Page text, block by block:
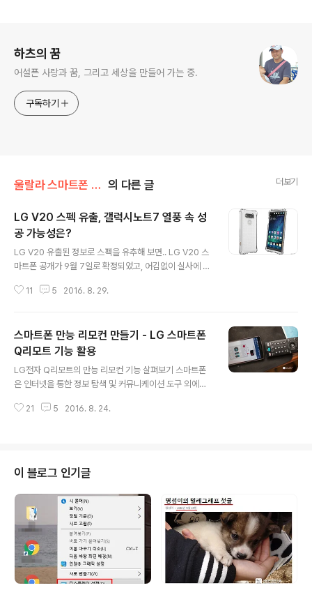
하츠의 꿈
어설픈 사랑과 꿈, 그리고 세상을 만들어 가는 중.
구독하기
울랄라 스마트폰 리뷰 의 다른 글 더보기
LG V20 스펙 유출, 갤럭시노트7 열풍 속 성
공 가능성은?
LG V20 유출된 정보로 스펙을 유추해 보면.. LG V20 스
마트폰 공개가 9월 7일로 확정되었고, 어김없이 실사에 가
펙펙을 알아볼 수 있다. 이미 삼성 갤럭시노트7이 이미 공
존재감을 보여줄 수 있을까? 공개 또는 유출된 이미지를 보
면 디자인은 전작인 V10에 비해 더 날렵하게 빠졌다. 메탈
이 좀 더 강조된 듯 하고, 전면 듀얼 렌즈가 장착되어 있고,
V10에 있던 세컨드 스크린이 상단 렌즈 옆으로 보인다. 후
면에도 듀얼 렌즈가 장착되어 있으며 패턴 무늬가 눈에 띈
다. LG V20은 스마트폰 케이스 제조사 홈페이지에 케이
11 5 2016. 8. 29.
스마트폰 만능 리모컨 만들기 - LG 스마트폰
Q리모트 기능 활용
LG전자 Q리모트의 만능 리모컨 기능 살펴보기 스마트폰
은 인터넷을 통한 정보 탐색 및 커뮤니케이션 도구 외에도
고, 그 중에 리모콘 기능이 탑재된 폰도 다수 있다는 것도
콘 기능 만 제공했는데 어느새 직접 리모콘 버튼을 구성할
수 있는 만능 리모콘으로 발전했다. 앱 이름도 Q리모트(큐
리모트)로 바꾸며 다른 기본 앱들과 라임을 맞추었다. '뷰
2'를 시작으로 지금 사용하는 G4 등 G시리즈 스마트폰에
'Q리모트'는 기본 앱으로 탑재되었고, 기본 리모콘 기능 만
을 사용해왔다. '..
21 5 2016. 8. 24.
이 블로그 인기글